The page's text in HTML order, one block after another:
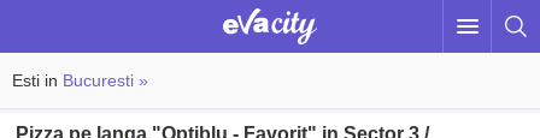
Esti in Bucuresti »